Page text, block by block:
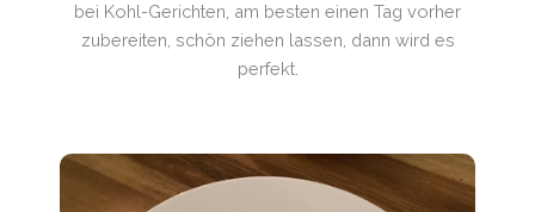
bei Kohl-Gerichten, am besten einen Tag vorher
zubereiten, schön ziehen lassen, dann wird es
perfekt.